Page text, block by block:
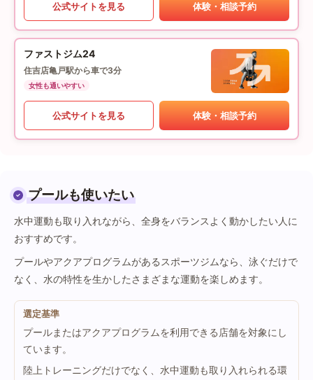
公式サイトを見る 体験・相談予約
ファストジム24
住吉店亀戸駅から車で3分
女性も通いやすい
公式サイトを見る 体験・相談予約
プールも使いたい
水中運動も取り入れながら、全身をバランスよく動かしたい人に
おすすめです。
プールやアクアプログラムがあるスポーツジムなら、泳ぐだけで
なく、水の特性を生かしたさまざまな運動を楽しめます。
選定基準
プールまたはアクアプログラムを利用できる店舗を対象にし
ています。
陸上トレーニングだけでなく、水中運動も取り入れられる環